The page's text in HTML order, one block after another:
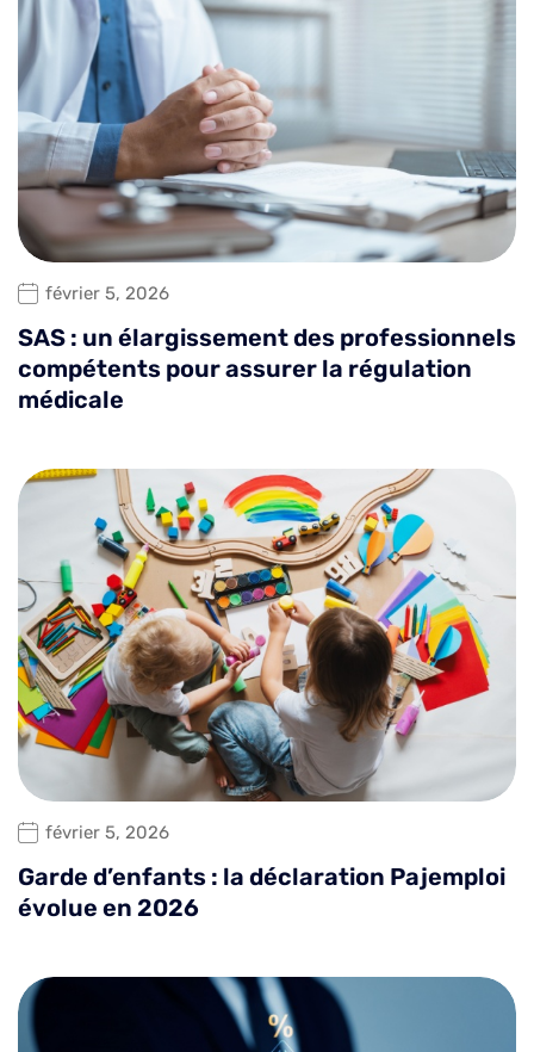
février 5, 2026
SAS : un élargissement des professionnels
compétents pour assurer la régulation
médicale
février 5, 2026
Garde d’enfants : la déclaration Pajemploi
évolue en 2026